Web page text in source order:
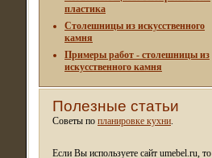
пластика
Столешницы из искусственного
камня
Примеры работ - столешницы из
искусственного камня
Полезные статьи
Советы по планировке кухни.
Если Вы используете сайт umebel.ru, то